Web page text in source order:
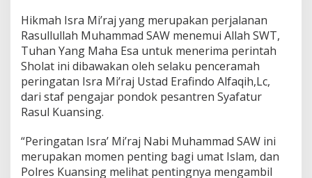
u
d
k
a
n
P
o
l
Y
a
Hikmah Isra Mi’raj yang merupakan perjalanan
Rasullullah Muhammad SAW menemui Allah SWT,
Tuhan Yang Maha Esa untuk menerima perintah
Sholat ini dibawakan oleh selaku penceramah
peringatan Isra Mi’raj Ustad Erafindo Alfaqih,Lc,
dari staf pengajar pondok pesantren Syafatur
Rasul Kuansing.
“Peringatan Isra’ Mi’raj Nabi Muhammad SAW ini
merupakan momen penting bagi umat Islam, dan
Polres Kuansing melihat pentingnya mengambil